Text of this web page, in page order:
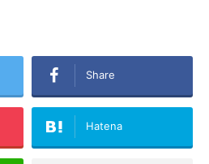
Share
Hatena